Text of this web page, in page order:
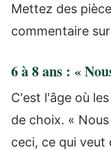
Mettez des
commentaire
6 à 8 ans : «
C'est l'âge où
de choix. «
ceci, ce qui veut